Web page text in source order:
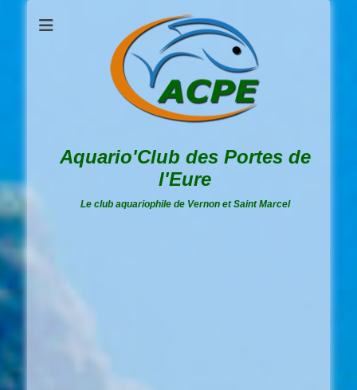
Aquario'Club des Portes de
l'Eure
Le club aquariophile de Vernon et Saint Marcel